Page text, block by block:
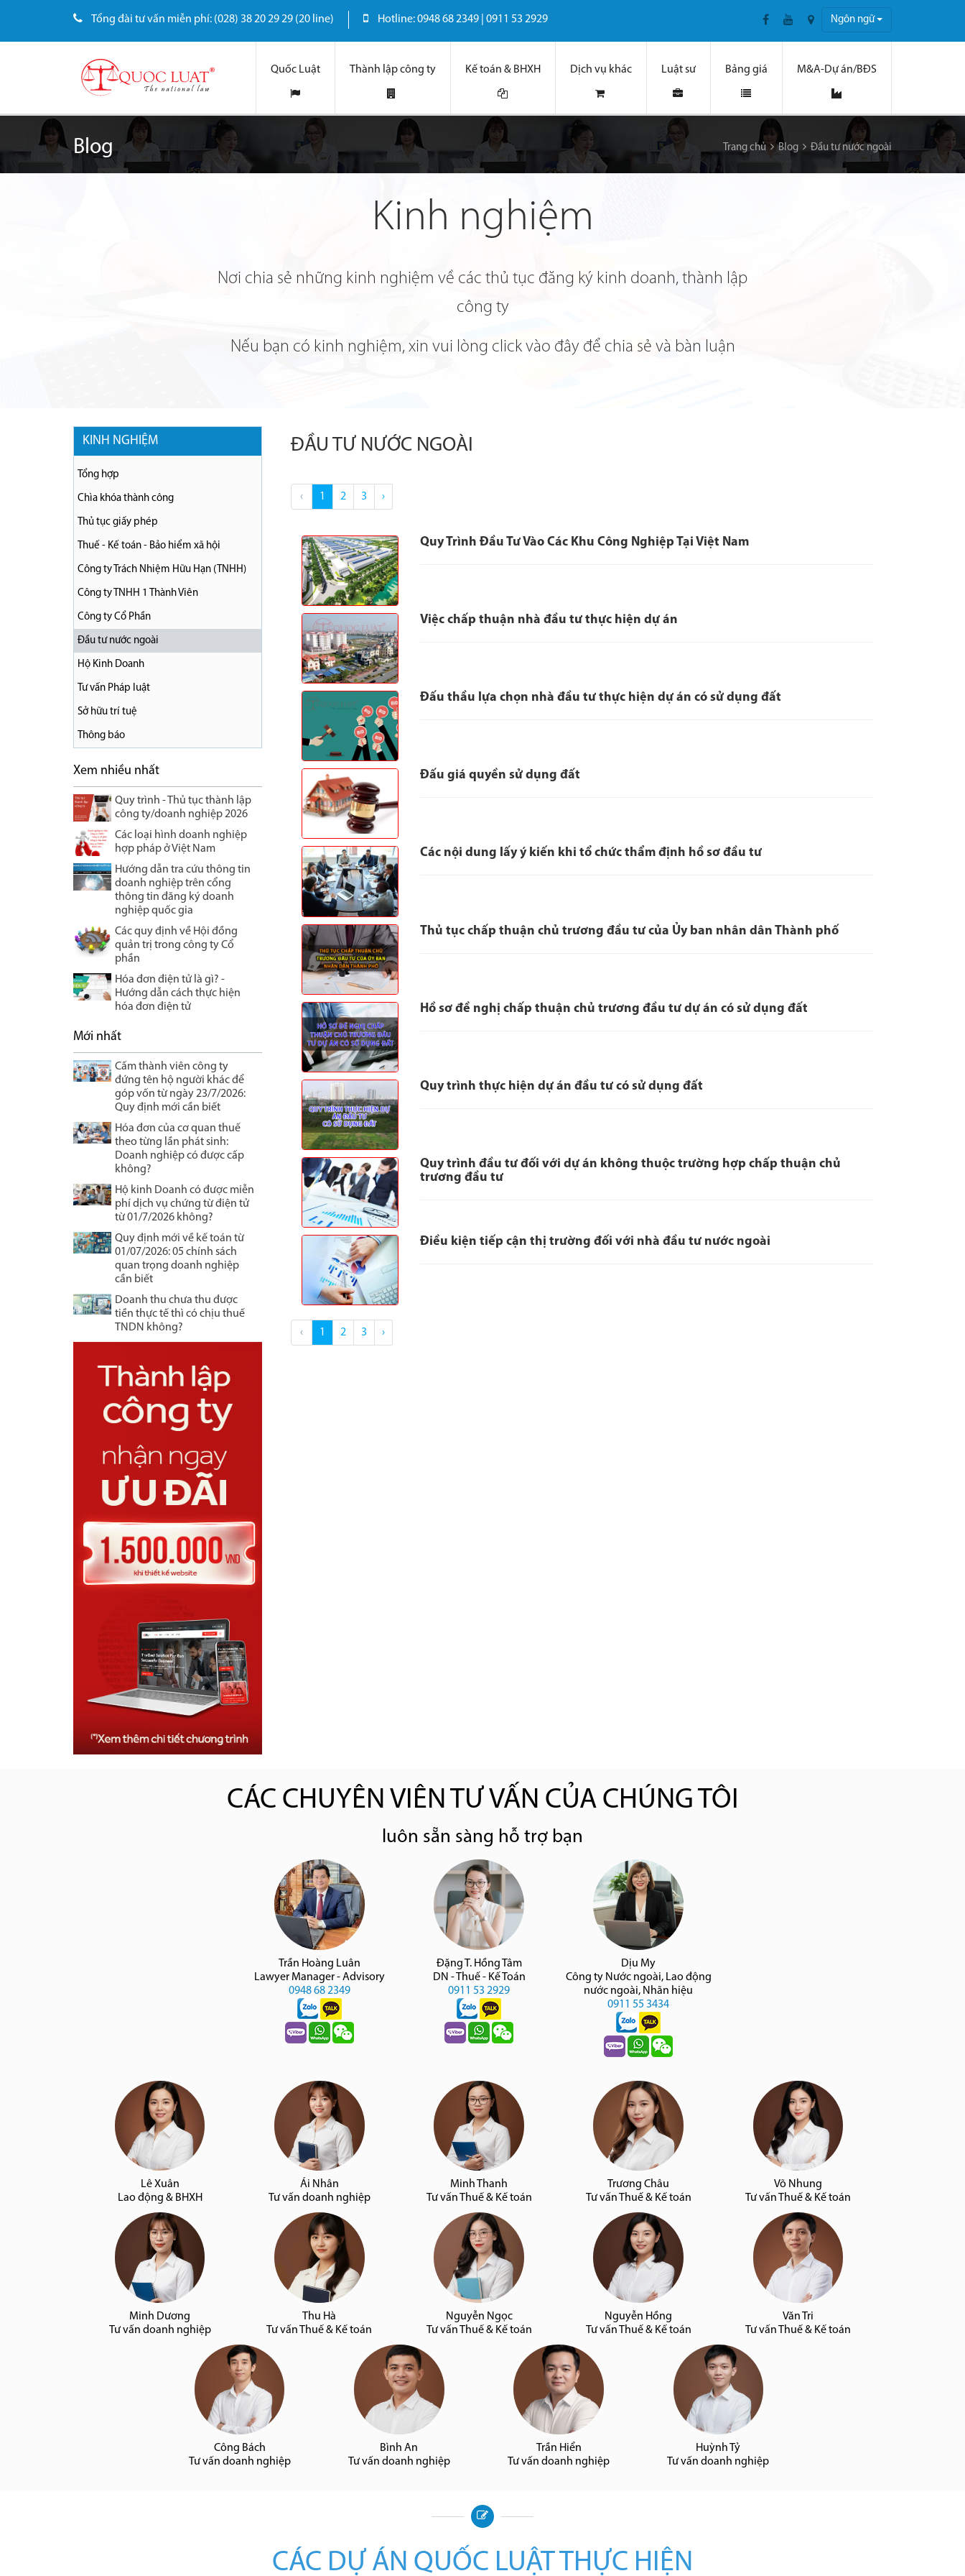
Tổng đài tư vấn miễn phí: (028) 38 20 29 29 (20 line) Hotline: 0948 68 2349 | 0911 53 2929 Ngôn ngữ
Quốc Luật Thành lập công ty Kế toán & BHXH Dịch vụ khác Luật sư Bảng giá M&A-Dự án/BĐS
Blog Trang chủ Blog Đầu tư nước ngoài
Kinh nghiệm
Nơi chia sẻ những kinh nghiệm về các thủ tục đăng ký kinh doanh, thành lập
công ty
Nếu bạn có kinh nghiệm, xin vui lòng click vào đây để chia sẻ và bàn luận
KINH NGHIỆM
Tổng hợp
Chìa khóa thành công
Thủ tục giấy phép
Thuế - Kế toán - Bảo hiểm xã hội
Công ty Trách Nhiệm Hữu Hạn (TNHH)
Công ty TNHH 1 Thành Viên
Công ty Cổ Phần
Đầu tư nước ngoài
Hộ Kinh Doanh
Tư vấn Pháp luật
Sở hữu trí tuệ
Thông báo
Xem nhiều nhất
Quy trình - Thủ tục thành lập
công ty/doanh nghiệp 2026
Các loại hình doanh nghiệp
hợp pháp ở Việt Nam
Hướng dẫn tra cứu thông tin
doanh nghiệp trên cổng
thông tin đăng ký doanh
nghiệp quốc gia
Các quy định về Hội đồng
quản trị trong công ty Cổ
phần
Hóa đơn điện tử là gì? -
Hướng dẫn cách thực hiện
hóa đơn điện tử
Mới nhất
Cấm thành viên công ty
đứng tên hộ người khác để
góp vốn từ ngày 23/7/2026:
Quy định mới cần biết
Hóa đơn của cơ quan thuế
theo từng lần phát sinh:
Doanh nghiệp có được cấp
không?
Hộ kinh Doanh có được miễn
phí dịch vụ chứng từ điện tử
từ 01/7/2026 không?
Quy định mới về kế toán từ
01/07/2026: 05 chính sách
quan trọng doanh nghiệp
cần biết
Doanh thu chưa thu được
tiền thực tế thì có chịu thuế
TNDN không?
ĐẦU TƯ NƯỚC NGOÀI
‹ 1 2 3 ›
Quy Trình Đầu Tư Vào Các Khu Công Nghiệp Tại Việt Nam
Việc chấp thuận nhà đầu tư thực hiện dự án
Đấu thầu lựa chọn nhà đầu tư thực hiện dự án có sử dụng đất
Đấu giá quyền sử dụng đất
Các nội dung lấy ý kiến khi tổ chức thẩm định hồ sơ đầu tư
Thủ tục chấp thuận chủ trương đầu tư của Ủy ban nhân dân Thành phố
Hồ sơ đề nghị chấp thuận chủ trương đầu tư dự án có sử dụng đất
Quy trình thực hiện dự án đầu tư có sử dụng đất
Quy trình đầu tư đối với dự án không thuộc trường hợp chấp thuận chủ
trương đầu tư
Điều kiện tiếp cận thị trường đối với nhà đầu tư nước ngoài
‹ 1 2 3 ›
CÁC CHUYÊN VIÊN TƯ VẤN CỦA CHÚNG TÔI
luôn sẵn sàng hỗ trợ bạn
Trần Hoàng Luân
Lawyer Manager - Advisory
0948 68 2349
Đặng T. Hồng Tâm
DN - Thuế - Kế Toán
0911 53 2929
Dịu My
Công ty Nước ngoài, Lao động
nước ngoài, Nhãn hiệu
0911 55 3434
Lê Xuân
Lao động & BHXH
Ái Nhân
Tư vấn doanh nghiệp
Minh Thanh
Tư vấn Thuế & Kế toán
Trương Châu
Tư vấn Thuế & Kế toán
Võ Nhung
Tư vấn Thuế & Kế toán
Minh Dương
Tư vấn doanh nghiệp
Thu Hà
Tư vấn Thuế & Kế toán
Nguyễn Ngọc
Tư vấn Thuế & Kế toán
Nguyễn Hồng
Tư vấn Thuế & Kế toán
Văn Tri
Tư vấn Thuế & Kế toán
Công Bách
Tư vấn doanh nghiệp
Bình An
Tư vấn doanh nghiệp
Trần Hiển
Tư vấn doanh nghiệp
Huỳnh Tỷ
Tư vấn doanh nghiệp
CÁC DỰ ÁN QUỐC LUẬT THỰC HIỆN